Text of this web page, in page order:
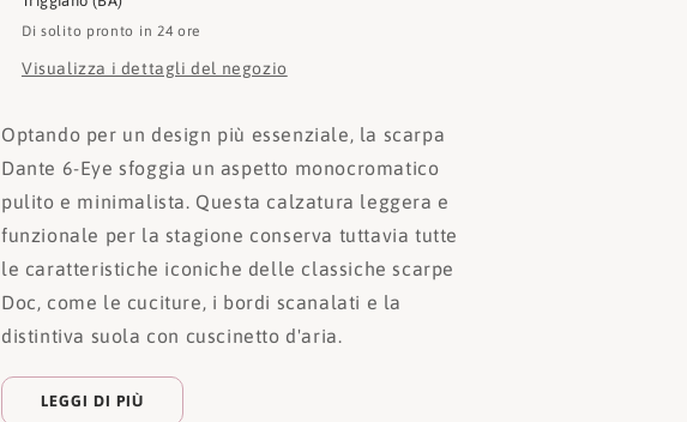
Di solito pronto in 24 ore
Visualizza i dettagli del negozio
Optando per un design più essenziale, la scarpa
Dante 6-Eye sfoggia un aspetto monocromatico
pulito e minimalista. Questa calzatura leggera e
funzionale per la stagione conserva tuttavia tutte
le caratteristiche iconiche delle classiche scarpe
Doc, come le cuciture, i bordi scanalati e la
distintiva suola con cuscinetto d'aria.
LEGGI DI PIÙ